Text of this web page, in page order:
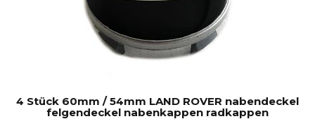
4 Stück 60mm / 54mm LAND ROVER nabendeckel
felgendeckel nabenkappen radkappen